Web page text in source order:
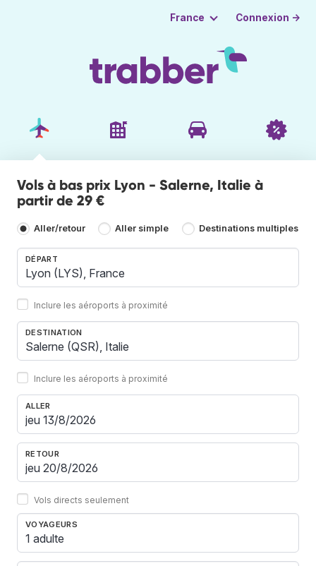
France Connexion →
Vols à bas prix Lyon - Salerne, Italie à
partir de 29 €
Aller/retour Aller simple Destinations multiples
DÉPART
Inclure les aéroports à proximité
DESTINATION
Inclure les aéroports à proximité
ALLER
RETOUR
Vols directs seulement
VOYAGEURS
1 adulte